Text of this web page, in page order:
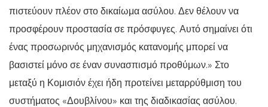
πιστεύουν πλέον στο δικαίωμα ασύλου. Δεν θέλουν να
προσφέρουν προστασία σε πρόσφυγες. Αυτό σημαίνει ότι
ένας προσωρινός μηχανισμός κατανομής μπορεί να
βασιστεί μόνο σε έναν συνασπισμό προθύμων.» Στο
μεταξύ η Κομισιόν έχει ήδη προτείνει μεταρρύθμιση του
συστήματος «Δουβλίνου» και της διαδικασίας ασύλου.